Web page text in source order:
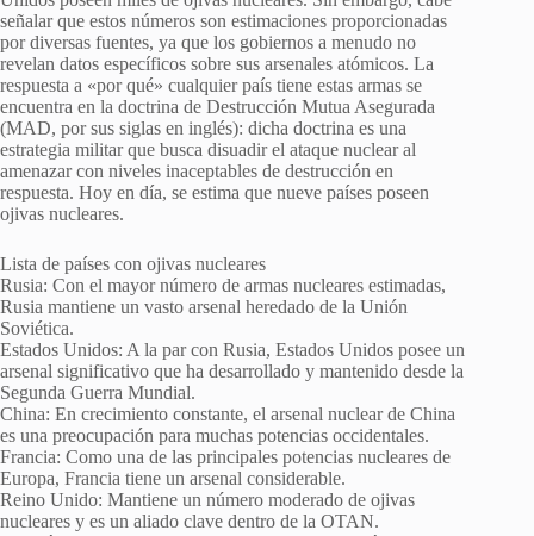
señalar que estos números son estimaciones proporcionadas
por diversas fuentes, ya que los gobiernos a menudo no
revelan datos específicos sobre sus arsenales atómicos. La
respuesta a «por qué» cualquier país tiene estas armas se
encuentra en la doctrina de Destrucción Mutua Asegurada
(MAD, por sus siglas en inglés): dicha doctrina es una
estrategia militar que busca disuadir el ataque nuclear al
amenazar con niveles inaceptables de destrucción en
respuesta. Hoy en día, se estima que nueve países poseen
ojivas nucleares.
Lista de países con ojivas nucleares
Rusia: Con el mayor número de armas nucleares estimadas,
Rusia mantiene un vasto arsenal heredado de la Unión
Soviética.
Estados Unidos: A la par con Rusia, Estados Unidos posee un
arsenal significativo que ha desarrollado y mantenido desde la
Segunda Guerra Mundial.
China: En crecimiento constante, el arsenal nuclear de China
es una preocupación para muchas potencias occidentales.
Francia: Como una de las principales potencias nucleares de
Europa, Francia tiene un arsenal considerable.
Reino Unido: Mantiene un número moderado de ojivas
nucleares y es un aliado clave dentro de la OTAN.